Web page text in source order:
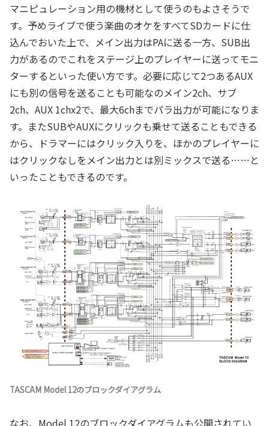
マニピュレーション用の機材として使うのもよさそうで
す。予めライブで使う楽曲のオケをすべてSDカードに仕
込んでおいた上で、メイン出力はPAに送る一方、SUB出
力があるのでこれをステージ上のプレイヤーに送ってモニ
ターするといった使い方です。必要に応じて2つあるAUX
にも別の信号を送ることも可能なのメイン2ch、サブ
2ch、AUX 1chx2で、最大6chまでパラ出力が可能になりま
す。またSUBやAUXにクリックも乗せて送ることもできる
から、ドラマーにはクリック入りを、ほかのプレイヤーに
はクリックなしをメイン出力とは別ミックスで送る……と
いったこともできるのです。
TASCAM Model 12のブロックダイアグラム
なお、Model 12のブロックダイアグラムも公開されてい